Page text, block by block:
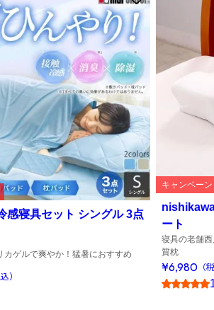
お気に入りに
感寝具セット シングル 3点
カゲルで爽やか！猛暑におすすめ
）
キャンペーン
ート
寝具の老舗
質枕
¥6,980 （